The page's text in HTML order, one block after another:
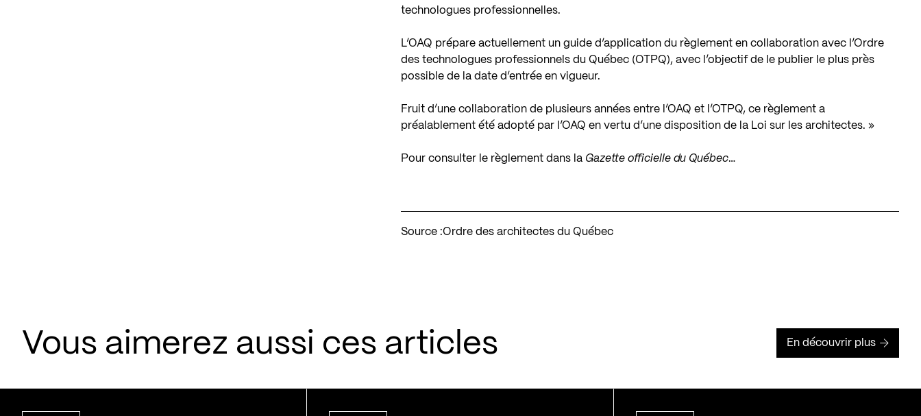
technologues professionnelles.
L’OAQ prépare actuellement un guide d’application du règlement en collaboration avec l’Ordre
des technologues professionnels du Québec (OTPQ), avec l’objectif de le publier le plus près
possible de la date d’entrée en vigueur.
Fruit d’une collaboration de plusieurs années entre l’OAQ et l’OTPQ, ce règlement a
préalablement été adopté par l’OAQ en vertu d’une disposition de la Loi sur les architectes. »
Pour consulter le règlement dans la Gazette officielle du Québec…
Source :Ordre des architectes du Québec
Vous aimerez aussi ces articles En découvrir plus